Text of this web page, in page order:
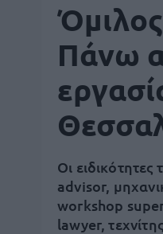
Πάνω
Οι
advisor,
workshop
lawyer,